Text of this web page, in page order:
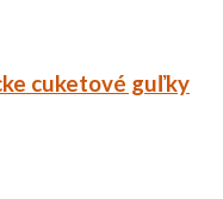
cuketové guľky